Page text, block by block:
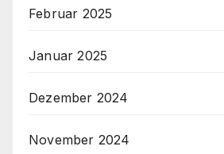
Februar 2025
Januar 2025
Dezember 2024
November 2024